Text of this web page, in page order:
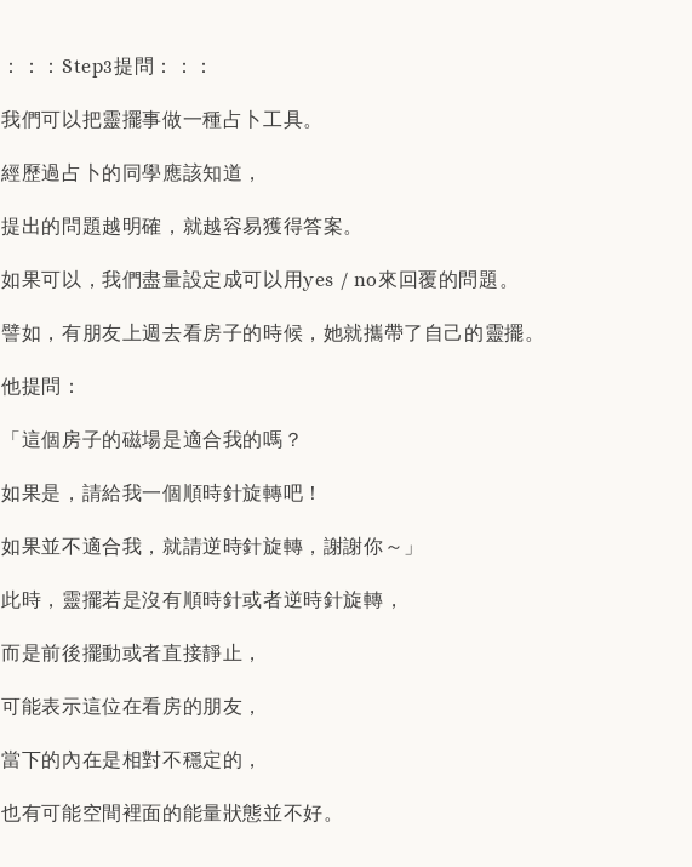
：：：Step3提問：：：
我們可以把靈擺事做一種占卜工具。
經歷過占卜的同學應該知道，
提出的問題越明確，就越容易獲得答案。
如果可以，我們盡量設定成可以用yes / no來回覆的問題。
譬如，有朋友上週去看房子的時候，她就攜帶了自己的靈擺。
他提問：
「這個房子的磁場是適合我的嗎？
如果是，請給我一個順時針旋轉吧！
如果並不適合我，就請逆時針旋轉，謝謝你～」
此時，靈擺若是沒有順時針或者逆時針旋轉，
而是前後擺動或者直接靜止，
可能表示這位在看房的朋友，
當下的內在是相對不穩定的，
也有可能空間裡面的能量狀態並不好。